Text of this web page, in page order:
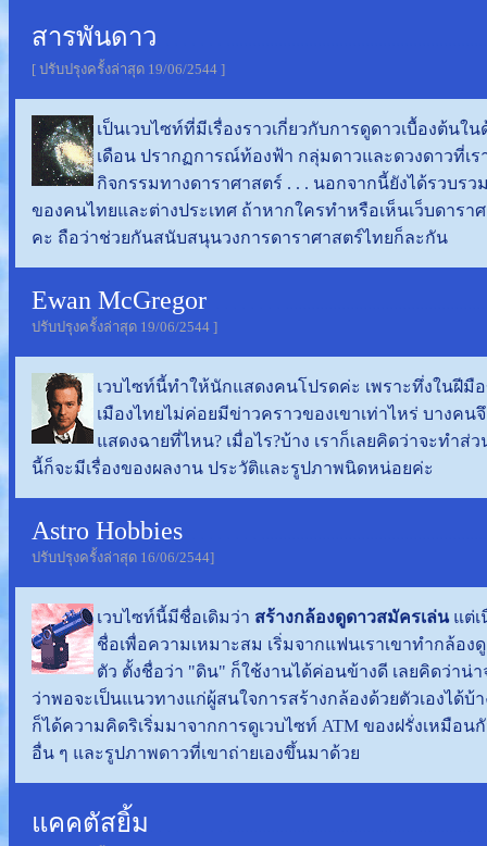
สารพันดาว
[ ปรับปรุงครั้งล่าสุด 19/06/2544 ]
เป็นเวบไซท์ที่มีเรื่องราวเกี่ยวกับการดูดาวเบื้องต้นใ
เดือน ปรากฏการณ์ท้องฟ้า กลุ่มดาวและดวงดาวที่เ
กิจกรรมทางดาราศาสตร์ . . . นอกจากนี้ยังได้รวบรว
ของคนไทยและต่างประเทศ ถ้าหากใครทำหรือเห็นเว็บดาร
คะ ถือว่าช่วยกันสนับสนุนวงการดาราศาสตร์ไทยก็ละกัน
Ewan McGregor
ปรับปรุงครั้งล่าสุด 19/06/2544 ]
เวบไซท์นี้ทำให้นักแสดงคนโปรดค่ะ เพราะทึ่งในฝีมื
เมืองไทยไม่ค่อยมีข่าวคราวของเขาเท่าไหร่ บางคน
แสดงฉายที่ไหน? เมื่อไร?บ้าง เราก็เลยคิดว่าจะทำ
นี้ก็จะมีเรื่องของผลงาน ประวัติและรูปภาพนิดหน่อยค่ะ
Astro Hobbies
ปรับปรุงครั้งล่าสุด 16/06/2544]
เวบไซท์นี้มีชื่อเดิมว่า สร้างกล้องดูดาวสมัครเล่นแต่เ
ชื่อเพื่อความเหมาะสม เริ่มจากแฟนเราเขาทำกล้อง
ตัว ตั้งชื่อว่า "ดิน" ก็ใช้งานได้ค่อนข้างดี เลยคิดว่าน่า
ว่าพอจะเป็นแนวทางแก่ผู้สนใจการสร้างกล้องด้วยตัวเองได้บ้
ก็ได้ความคิดริเริ่มมาจากการดูเวบไซท์ ATM ของฝรั่งเหมือ
อื่น ๆ และรูปภาพดาวที่เขาถ่ายเองขึ้นมาด้วย
แคคตัสยิ้ม